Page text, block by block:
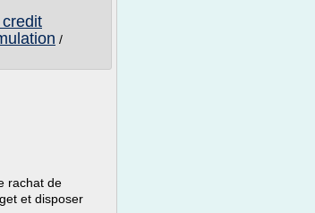
/
rachat de
et disposer